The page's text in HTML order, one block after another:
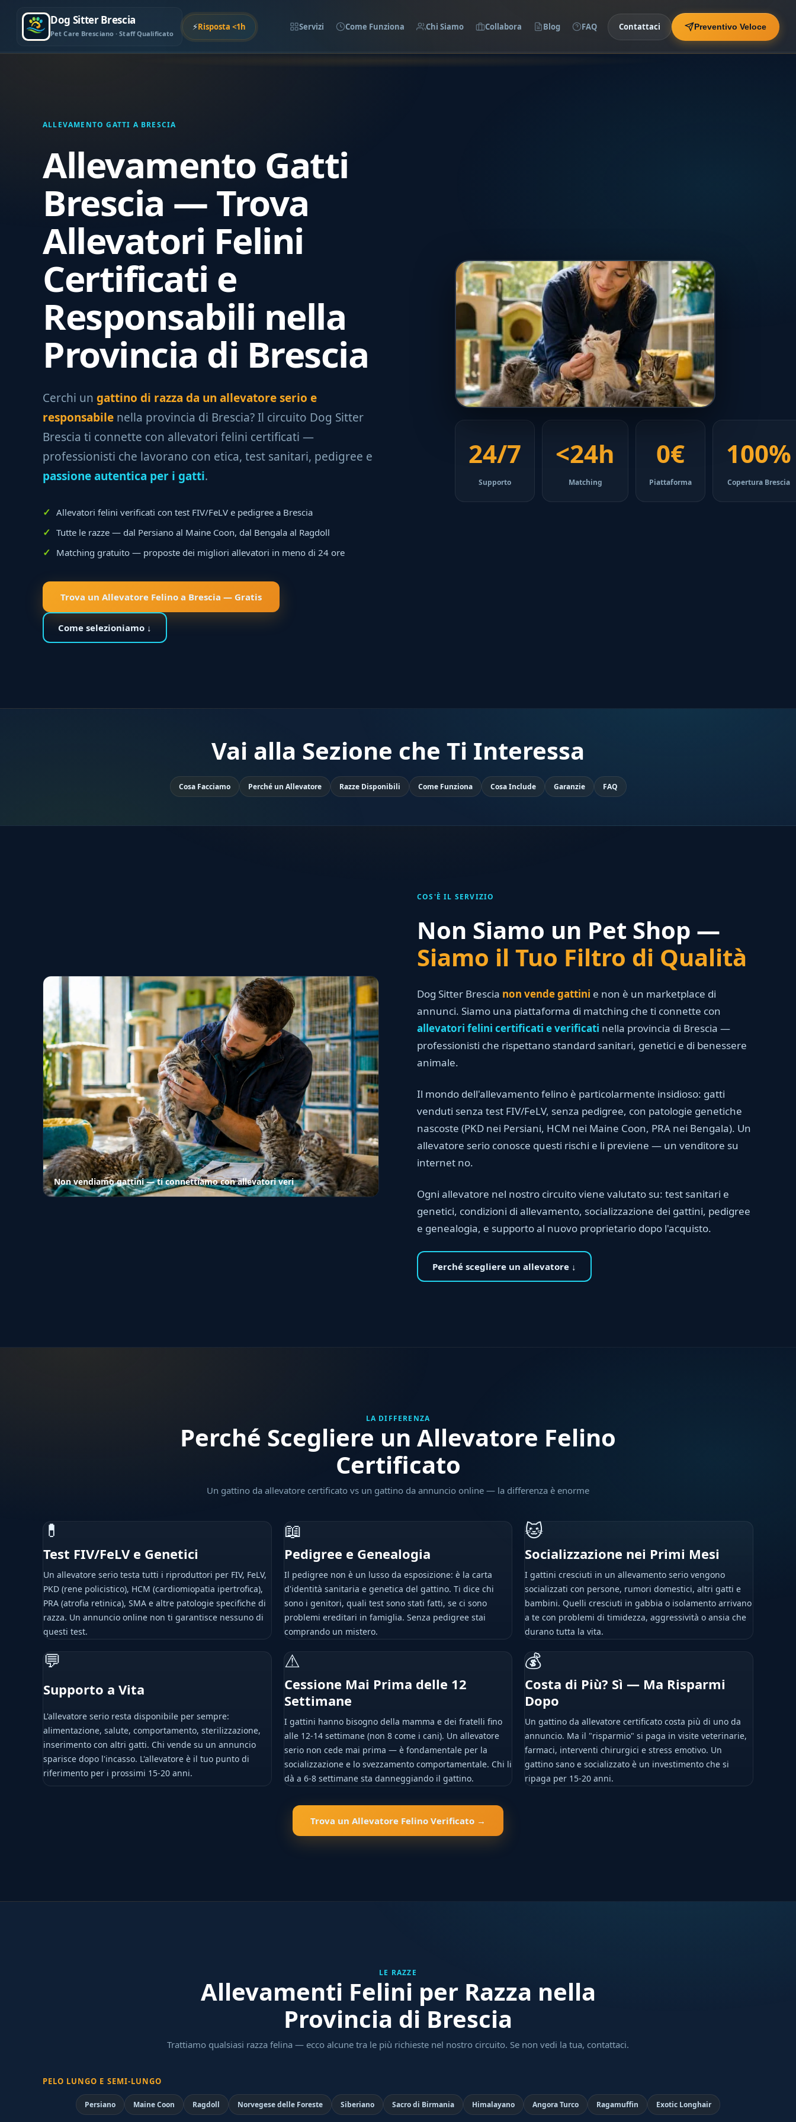
Dog Sitter Brescia
Pet Care Bresciano · Staff Qualificato
⚡Risposta <1h Servizi Come Funziona Chi Siamo Collabora Blog FAQ Contattaci Preventivo Veloce
ALLEVAMENTO GATTI A BRESCIA
Allevamento Gatti
Brescia — Trova
Allevatori Felini
Certificati e
Responsabili nella
Provincia di Brescia
Cerchi un gattino di razza da un allevatore serio e
responsabile nella provincia di Brescia? Il circuito Dog Sitter
Brescia ti connette con allevatori felini certificati —
professionisti che lavorano con etica, test sanitari, pedigree e
passione autentica per i gatti.
Allevatori felini verificati con test FIV/FeLV e pedigree a Brescia
Tutte le razze — dal Persiano al Maine Coon, dal Bengala al Ragdoll
Matching gratuito — proposte dei migliori allevatori in meno di 24 ore
Trova un Allevatore Felino a Brescia — Gratis
Come selezioniamo ↓
24/7
Supporto
<24h
Matching
0€
Piattaforma
100%
Copertura Brescia
Vai alla Sezione che Ti Interessa
Cosa Facciamo Perché un Allevatore Razze Disponibili Come Funziona Cosa Include Garanzie FAQ
Non vendiamo gattini — ti connettiamo con allevatori veri
COS'È IL SERVIZIO
Non Siamo un Pet Shop —
Siamo il Tuo Filtro di Qualità
Dog Sitter Brescia non vende gattini e non è un marketplace di
annunci. Siamo una piattaforma di matching che ti connette con
allevatori felini certificati e verificati nella provincia di Brescia —
professionisti che rispettano standard sanitari, genetici e di benessere
animale.
Il mondo dell'allevamento felino è particolarmente insidioso: gatti
venduti senza test FIV/FeLV, senza pedigree, con patologie genetiche
nascoste (PKD nei Persiani, HCM nei Maine Coon, PRA nei Bengala). Un
allevatore serio conosce questi rischi e li previene — un venditore su
internet no.
Ogni allevatore nel nostro circuito viene valutato su: test sanitari e
genetici, condizioni di allevamento, socializzazione dei gattini, pedigree
e genealogia, e supporto al nuovo proprietario dopo l'acquisto.
Perché scegliere un allevatore ↓
LA DIFFERENZA
Perché Scegliere un Allevatore Felino
Certificato
Un gattino da allevatore certificato vs un gattino da annuncio online — la differenza è enorme
💊
Test FIV/FeLV e Genetici
Un allevatore serio testa tutti i riproduttori per FIV, FeLV,
PKD (rene policistico), HCM (cardiomiopatia ipertrofica),
PRA (atrofia retinica), SMA e altre patologie specifiche di
razza. Un annuncio online non ti garantisce nessuno di
questi test.
📖
Pedigree e Genealogia
Il pedigree non è un lusso da esposizione: è la carta
d'identità sanitaria e genetica del gattino. Ti dice chi
sono i genitori, quali test sono stati fatti, se ci sono
problemi ereditari in famiglia. Senza pedigree stai
comprando un mistero.
🐱
Socializzazione nei Primi Mesi
I gattini cresciuti in un allevamento serio vengono
socializzati con persone, rumori domestici, altri gatti e
bambini. Quelli cresciuti in gabbia o isolamento arrivano
a te con problemi di timidezza, aggressività o ansia che
durano tutta la vita.
💬
Supporto a Vita
L'allevatore serio resta disponibile per sempre:
alimentazione, salute, comportamento, sterilizzazione,
inserimento con altri gatti. Chi vende su un annuncio
sparisce dopo l'incasso. L'allevatore è il tuo punto di
riferimento per i prossimi 15-20 anni.
⚠
Cessione Mai Prima delle 12
Settimane
I gattini hanno bisogno della mamma e dei fratelli fino
alle 12-14 settimane (non 8 come i cani). Un allevatore
serio non cede mai prima — è fondamentale per la
socializzazione e lo svezzamento comportamentale. Chi li
dà a 6-8 settimane sta danneggiando il gattino.
💰
Costa di Più? Sì — Ma Risparmi
Dopo
Un gattino da allevatore certificato costa più di uno da
annuncio. Ma il "risparmio" si paga in visite veterinarie,
farmaci, interventi chirurgici e stress emotivo. Un
gattino sano e socializzato è un investimento che si
ripaga per 15-20 anni.
Trova un Allevatore Felino Verificato →
LE RAZZE
Allevamenti Felini per Razza nella
Provincia di Brescia
Trattiamo qualsiasi razza felina — ecco alcune tra le più richieste nel nostro circuito. Se non vedi la tua, contattaci.
PELO LUNGO E SEMI-LUNGO
Persiano Maine Coon Ragdoll Norvegese delle Foreste Siberiano Sacro di Birmania Himalayano Angora Turco Ragamuffin Exotic Longhair